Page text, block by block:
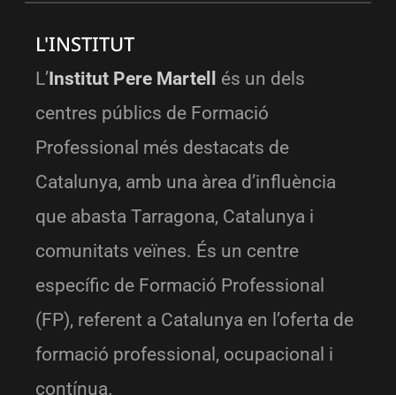
L'INSTITUT
L’Institut Pere Martell
és un dels
centres públics de Formació
Professional més destacats de
Catalunya, amb una àrea d’influència
que abasta Tarragona, Catalunya i
comunitats veïnes. És un centre
específic de Formació Professional
(FP), referent a Catalunya en l’oferta de
formació professional, ocupacional i
contínua.